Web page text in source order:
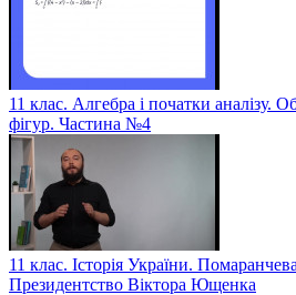
11 клас. Алгебра і початки аналізу.
фігур. Частина №4
11 клас. Історія України.
Президентство Віктора Ющенка